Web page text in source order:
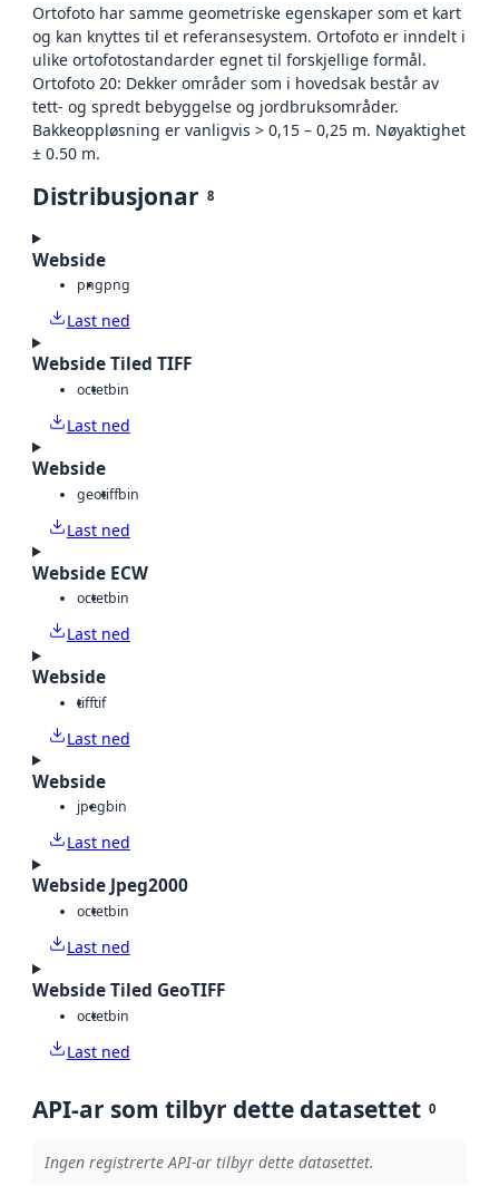
Ortofoto har samme geometriske egenskaper som et kart
og kan knyttes til et referansesystem. Ortofoto er inndelt i
ulike ortofotostandarder egnet til forskjellige formål.
Ortofoto 20: Dekker områder som i hovedsak består av
tett- og spredt bebyggelse og jordbruksområder.
Bakkeoppløsning er vanligvis > 0,15 – 0,25 m. Nøyaktighet
± 0.50 m.
Distribusjonar 8
Webside
pngpng
Last ned
Webside Tiled TIFF
octetbin
Last ned
Webside
geotiffbin
Last ned
Webside ECW
octetbin
Last ned
Webside
tifftif
Last ned
Webside
jpegbin
Last ned
Webside Jpeg2000
octetbin
Last ned
Webside Tiled GeoTIFF
octetbin
Last ned
API-ar som tilbyr dette datasettet 0
Ingen registrerte API-ar tilbyr dette datasettet.